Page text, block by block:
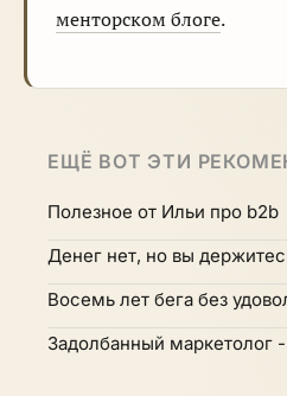
менторском блоге.
ЕЩЁ ВОТ ЭТИ
Полезное от Ильи про b2b
Денег нет, но вы
Восемь лет бега без
Задолбанный маркетолог